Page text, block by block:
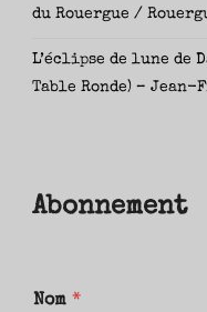
du Rouergue /
L’éclipse de lune de
Table Ronde) – Jean-
Abonnement
Nom *